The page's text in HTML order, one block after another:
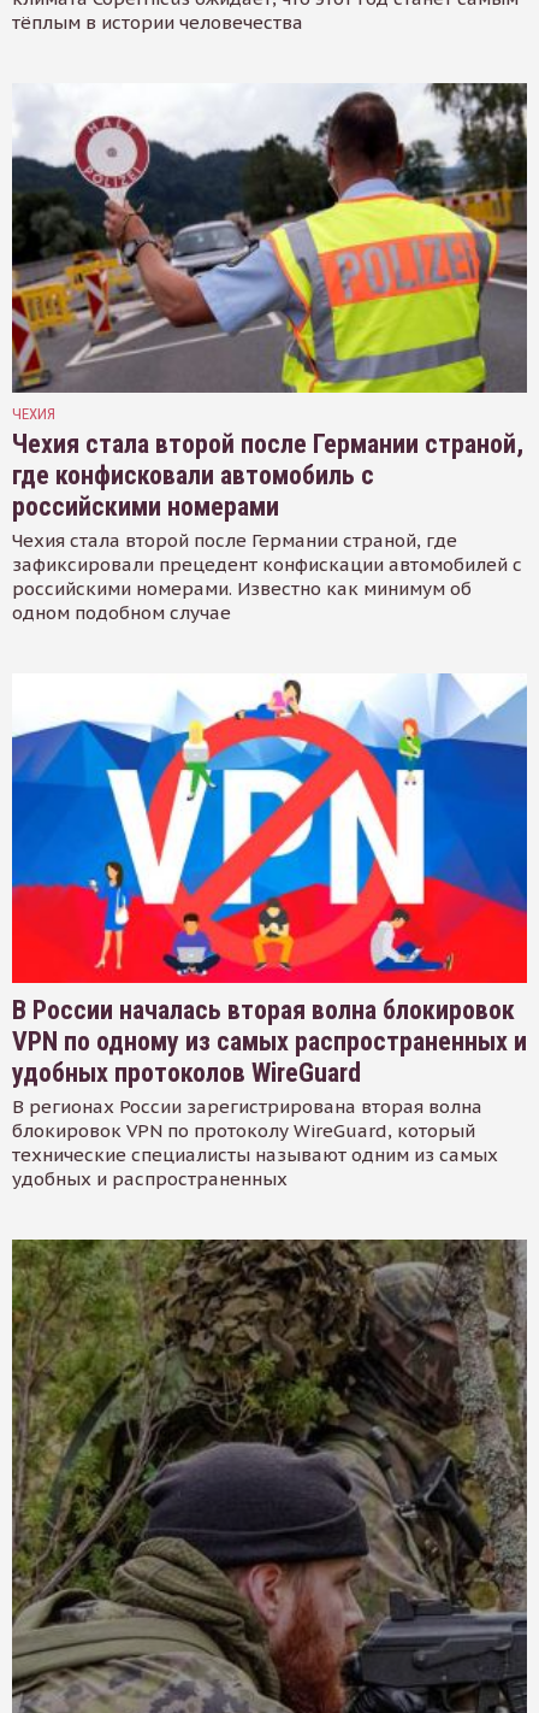
тёплым в истории человечества
ЧЕХИЯ
Чехия стала второй после Германии страной,
где конфисковали автомобиль с
российскими номерами
Чехия стала второй после Германии страной, где
зафиксировали прецедент конфискации автомобилей с
российскими номерами. Известно как минимум об
одном подобном случае
В России началась вторая волна блокировок
VPN по одному из самых распространенных и
удобных протоколов WireGuard
В регионах России зарегистрирована вторая волна
блокировок VPN по протоколу WireGuard, который
технические специалисты называют одним из самых
удобных и распространенных